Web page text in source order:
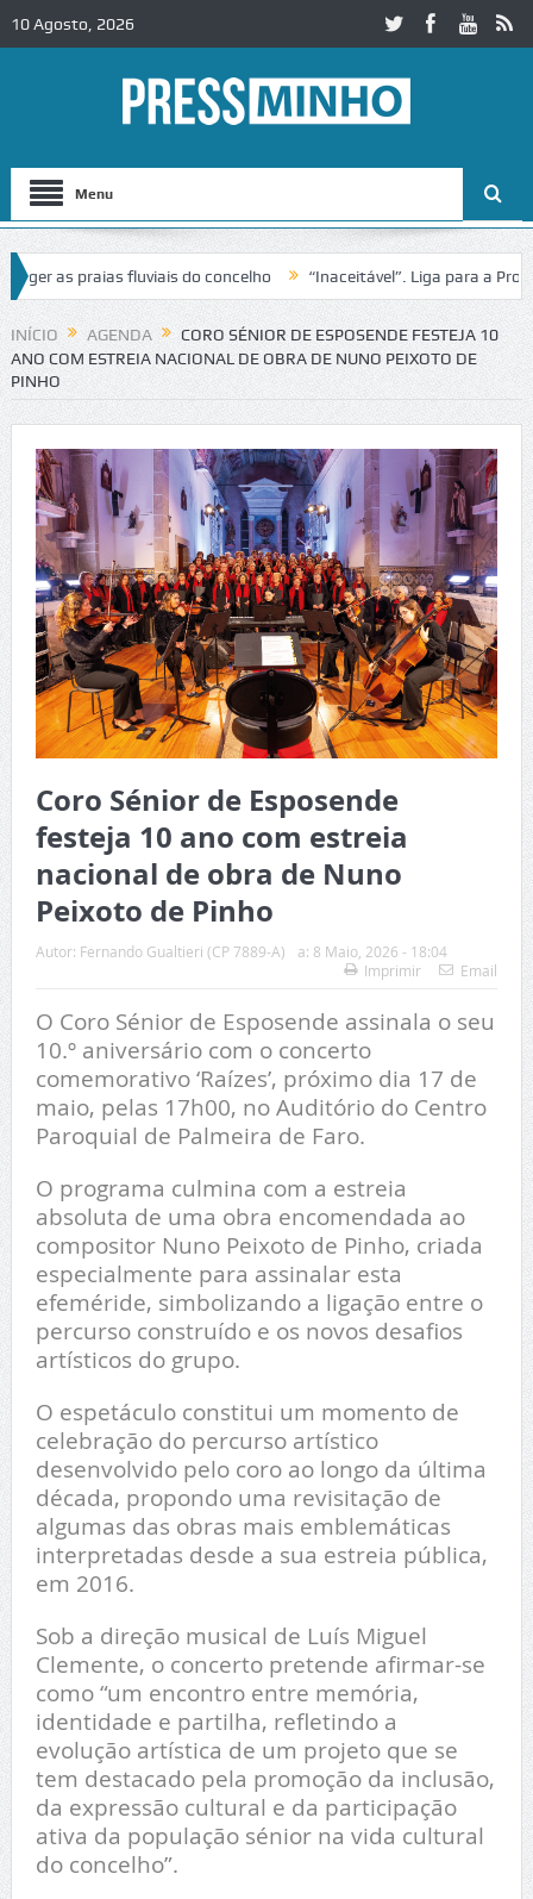
10 Agosto, 2026
Menu
as praias fluviais do concelho “Inaceitável”. Liga para a Proteção
de trânsito no IC2 em Alcobaça Igreja do Castelo de
INÍCIO AGENDA
CORO SÉNIOR DE ESPOSENDE FESTEJA 10
ANO COM ESTREIA NACIONAL DE OBRA DE NUNO PEIXOTO DE
PINHO
Coro Sénior de Esposende
festeja 10 ano com estreia
nacional de obra de Nuno
Peixoto de Pinho
Autor: Fernando Gualtieri (CP 7889-A) a: 8 Maio, 2026 - 18:04
Imprimir
Email
O Coro Sénior de Esposende assinala o seu
10.º aniversário com o concerto
comemorativo ‘Raízes’, próximo dia 17 de
maio, pelas 17h00, no Auditório do Centro
Paroquial de Palmeira de Faro.
O programa culmina com a estreia
absoluta de uma obra encomendada ao
compositor Nuno Peixoto de Pinho, criada
especialmente para assinalar esta
efeméride, simbolizando a ligação entre o
percurso construído e os novos desafios
artísticos do grupo.
O espetáculo constitui um momento de
celebração do percurso artístico
desenvolvido pelo coro ao longo da última
década, propondo uma revisitação de
algumas das obras mais emblemáticas
interpretadas desde a sua estreia pública,
em 2016.
Sob a direção musical de Luís Miguel
Clemente, o concerto pretende afirmar-se
como “um encontro entre memória,
identidade e partilha, refletindo a
evolução artística de um projeto que se
tem destacado pela promoção da inclusão,
da expressão cultural e da participação
ativa da população sénior na vida cultural
do concelho”.